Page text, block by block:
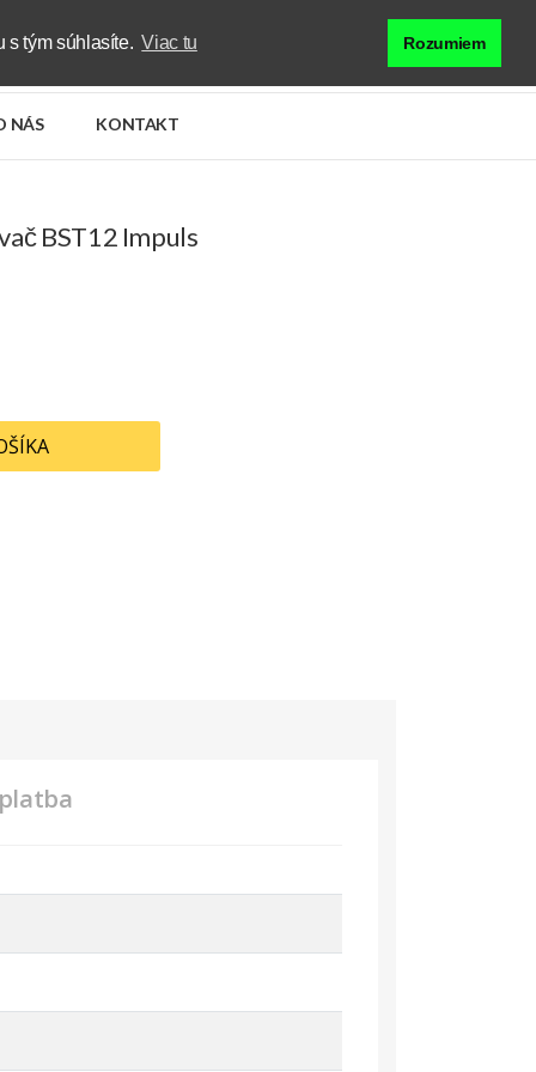
s tým súhlasíte. Viac tu Rozumiem
Košík
NÁS KONTAKT
BST12 Impuls